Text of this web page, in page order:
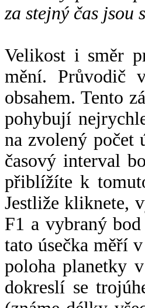
za stejný čas jsou
Velikost i směr
mění. Průvodič
obsahem. Tento
pohybují
na zvolený počet
časový interval
přiblížíte k
Jestliže kliknete,
F1 a vybraný
tato úsečka měří
poloha planetky
dokreslí se